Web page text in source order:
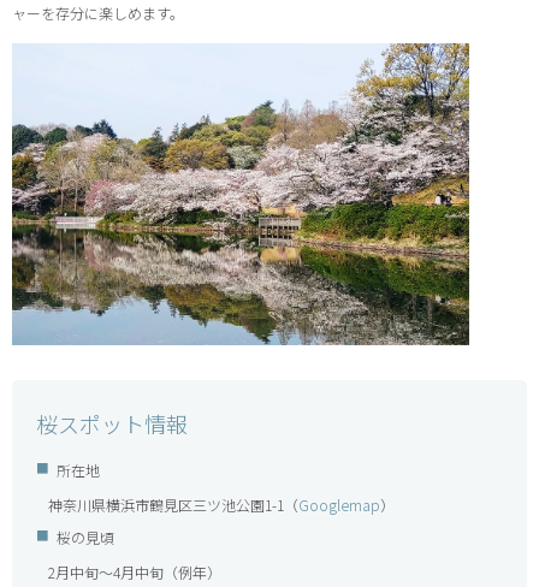
ャーを存分に楽しめます。
桜スポット情報
所在地
神奈川県横浜市鶴見区三ツ池公園1-1（Googlemap）
桜の見頃
2月中旬～4月中旬（例年）